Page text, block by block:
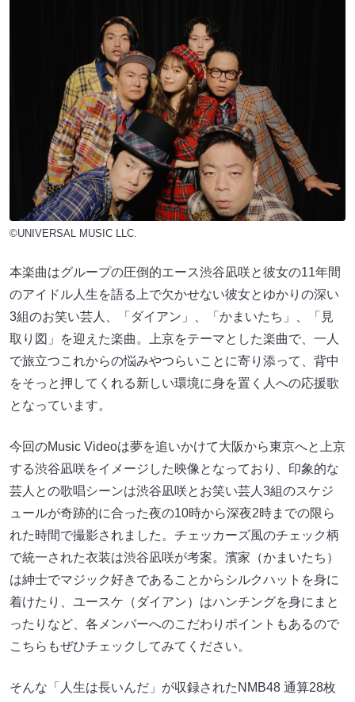
©UNIVERSAL MUSIC LLC.
本楽曲はグループの圧倒的エース渋谷凪咲と彼女の11年間
のアイドル人生を語る上で欠かせない彼女とゆかりの深い
3組のお笑い芸人、「ダイアン」、「かまいたち」、「見
取り図」を迎えた楽曲。上京をテーマとした楽曲で、一人
で旅立つこれからの悩みやつらいことに寄り添って、背中
をそっと押してくれる新しい環境に身を置く人への応援歌
となっています。
今回のMusic Videoは夢を追いかけて大阪から東京へと上京
する渋谷凪咲をイメージした映像となっており、印象的な
芸人との歌唱シーンは渋谷凪咲とお笑い芸人3組のスケジ
ュールが奇跡的に合った夜の10時から深夜2時までの限ら
れた時間で撮影されました。チェッカーズ風のチェック柄
で統一された衣装は渋谷凪咲が考案。濱家（かまいたち）
は紳士でマジック好きであることからシルクハットを身に
着けたり、ユースケ（ダイアン）はハンチングを身にまと
ったりなど、各メンバーへのこだわりポイントもあるので
こちらもぜひチェックしてみてください。
そんな「人生は長いんだ」が収録されたNMB48 通算28枚